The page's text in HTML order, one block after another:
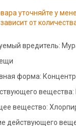
на молочных
общежитий
медицинских
бань и саун
уточняйте у
от
вредитель:
форма:
вещества:
вещество:
действующего